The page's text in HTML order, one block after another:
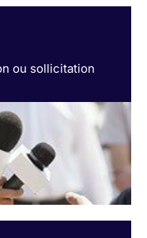
ou sollicitation